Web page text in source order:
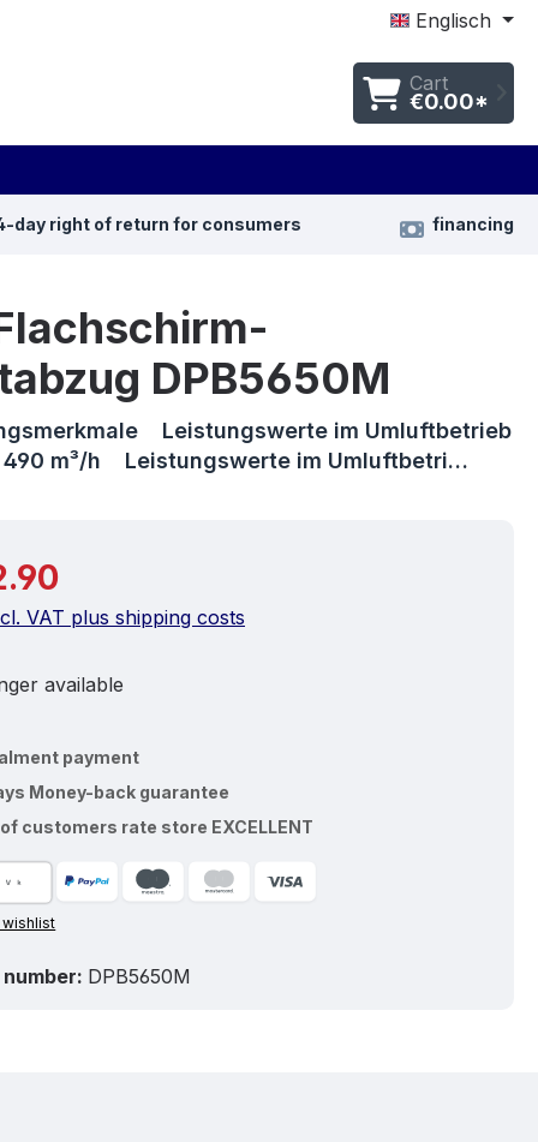
Englisch
Cart
€0.00*
day right of return for consumers financing
DPB5650M
Leistungswerte im Umluftbetrieb
490 m³/h Leistungswerte im Umluftbetri…
VAT plus shipping costs
available
payment
Money-back guarantee
of customers rate store EXCELLENT
DPB5650M